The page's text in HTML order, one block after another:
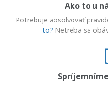
Ako to u
Potrebuje absolvovať
to? Netreba sa